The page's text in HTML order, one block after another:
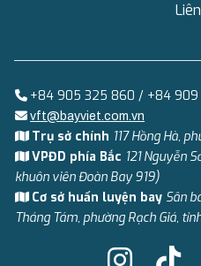
+84 905 325 860 / +84
vft@bayviet.com.vn
Trụ sở chính 117 Hồng Hà,
VPĐD phía Bắc 121 Nguyễn
khuôn viên Đoàn Bay 919)
Cơ sở huấn luyện bay Sân
Tháng Tám, phường Rạch Giá,